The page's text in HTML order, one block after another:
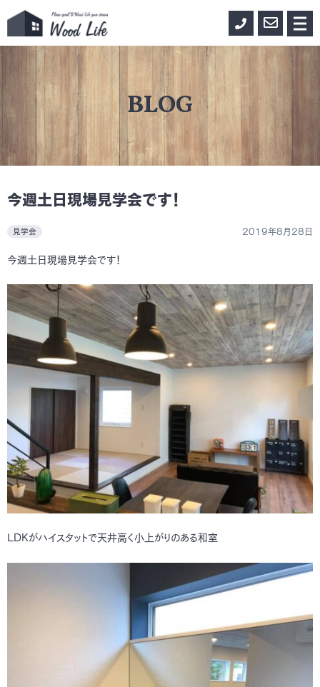
メ
ニ
ュ
0155-
33-
3888
お
問
BLOG
今週土日現場見学会です！
見学会 2019年8月28日
今週土日現場見学会です！
LDKがハイスタットで天井高く小上がりのある和室